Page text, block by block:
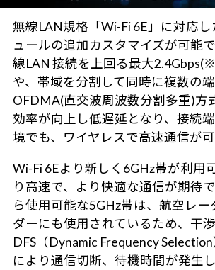
無線LAN規格「Wi-Fi 6E」に対応
ュールの追加カスタマイズが可能
線LAN 接続を上回る最大
や、帯域を分割して同時に複数の
OFDMA(直交波周波数分割多重)方
効率が向上し低遅延となり、接続
境でも、ワイヤレスで高速通信が可
Wi-Fi 6Eより新しく6GHz帯が利用
り高速で、より快適な通信が期待
ら使用可能な5GHz帯は、航空レー
ダーにも使用されているため、干
DFS（Dynamic Frequency
により通信切断、待機時間が発生し